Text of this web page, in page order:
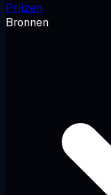
Prijzen
Bronnen